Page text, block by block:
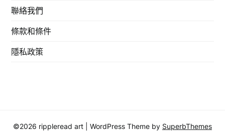
聯絡我們
條款和條件
隱私政策
©2026 rippleread art | WordPress Theme by SuperbThemes